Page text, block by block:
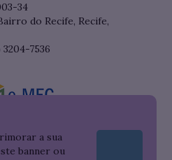
a sua
banner ou
34
do Recife, Recife,
7536
no Sistema do e-MEC